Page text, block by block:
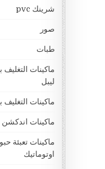
شرينك pvc
صور
طبات
ليبل
ماكينات
ماكينات اندكشن
ماكينات تعبئة
اوتوماتيك